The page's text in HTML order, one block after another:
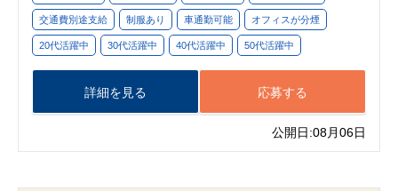
交通費別途支給 制服あり 車通勤可能 オフィスが分煙
20代活躍中 30代活躍中 40代活躍中 50代活躍中
応募する
詳細を見る
公開日:08月06日